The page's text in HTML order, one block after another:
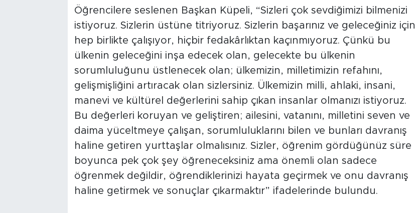
Öğrencilere seslenen Başkan Küpeli, “Sizleri çok sevdiğimizi bilmenizi
istiyoruz. Sizlerin üstüne titriyoruz. Sizlerin başarınız ve geleceğiniz için
hep birlikte çalışıyor, hiçbir fedakârlıktan kaçınmıyoruz. Çünkü bu
ülkenin geleceğini inşa edecek olan, gelecekte bu ülkenin
sorumluluğunu üstlenecek olan; ülkemizin, milletimizin refahını,
gelişmişliğini artıracak olan sizlersiniz. Ülkemizin milli, ahlaki, insani,
manevi ve kültürel değerlerini sahip çıkan insanlar olmanızı istiyoruz.
Bu değerleri koruyan ve geliştiren; ailesini, vatanını, milletini seven ve
daima yüceltmeye çalışan, sorumluluklarını bilen ve bunları davranış
haline getiren yurttaşlar olmalısınız. Sizler, öğrenim gördüğünüz süre
boyunca pek çok şey öğreneceksiniz ama önemli olan sadece
öğrenmek değildir, öğrendiklerinizi hayata geçirmek ve onu davranış
haline getirmek ve sonuçlar çıkarmaktır” ifadelerinde bulundu.